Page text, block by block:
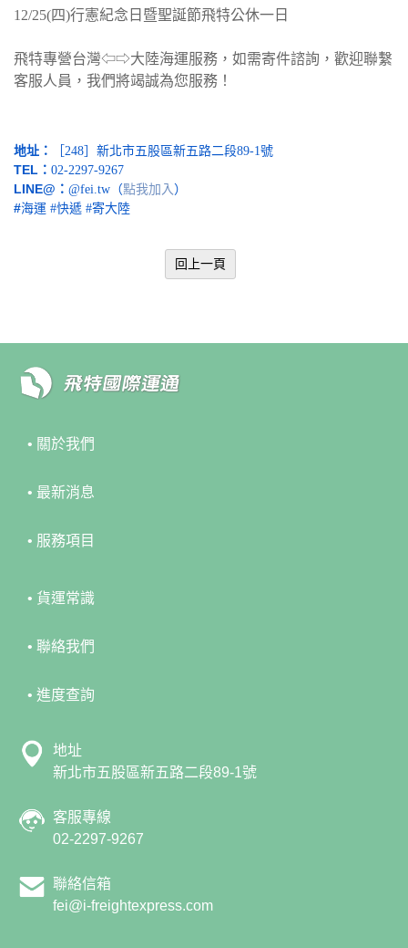
12/25(四)行憲紀念日暨聖誕節飛特公休一日
飛特專營台灣⇦⇨大陸海運服務，如需寄件諮詢，歡迎聯繫
客服人員，我們將竭誠為您服務！
地址： ［248］新北市五股區新五路二段89-1號
TEL： 02-2297-9267
LINE@： @fei.tw（點我加入 ）
#海運 #快遞 #寄大陸
回上一頁
• 關於我們
• 最新消息
• 服務項目
• 貨運常識
• 聯絡我們
• 進度查詢
地址
新北市五股區新五路二段89-1號
客服專線
02-2297-9267
聯絡信箱
fei@i-freightexpress.com